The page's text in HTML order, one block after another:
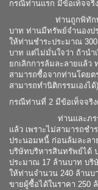
กรณีท่านแรก มีข้อเท็จจริ
ท่านถูกพิทักษ์ทรัพย์
บาท ท่านมีทรัพย์จำนองป
ให้ท่านชำระประมาณ
บาท แต่ไม่มั่นใจว่า ถ้านำ
ยกเลิกการล้มละลายแล้
สามารถซื้อจากท่านโดยต
สามารถทำนิติกรรมเองได้)
กรณีท่านที่ 2 มีข้อเท็จจริง
ท่านและภรรยา ถูก
แล้ว เพราะไม่สามารถช
ประนอมหนี้ ก่อนล้มละลา
บริษัทบริหารสินทรัพย์ได้
ประมาณ 17 ล้านบาท บริ
ให้ท่านจำนวน 240 ล้านบ
ขายผู้ซื้อได้ในราคา 250